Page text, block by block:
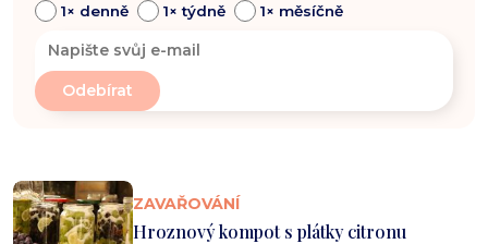
1× denně 1× týdně 1× měsíčně
ZAVAŘOVÁNÍ
Hroznový kompot s plátky citronu